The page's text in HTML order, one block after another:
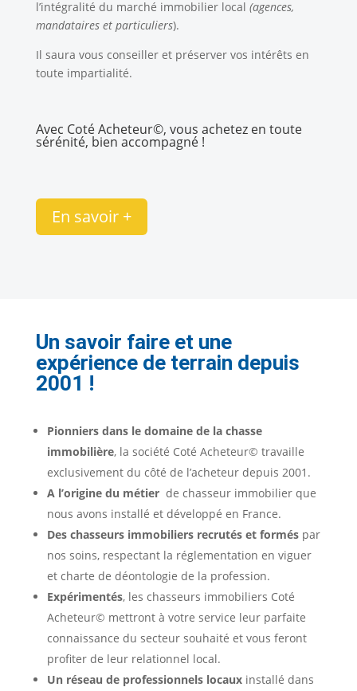
l’intégralité du marché immobilier local (agences,
mandataires et particuliers).
Il saura vous conseiller et préserver vos intérêts en
toute impartialité.
Avec Coté Acheteur©, vous achetez en toute
sérénité, bien accompagné !
En savoir +
Un savoir faire et une
expérience de terrain depuis
2001 !
Pionniers dans le domaine de la chasse
immobilière, la société Coté Acheteur© travaille
exclusivement du côté de l’acheteur depuis 2001.
A l’origine du métierde chasseur immobilier que
nous avons installé et développé en France.
Des chasseurs immobiliers recrutés et forméspar
nos soins, respectant la réglementation en viguer
et charte de déontologie de la profession.
Expérimentés, les chasseurs immobiliers Coté
Acheteur© mettront à votre service leur parfaite
connaissance du secteur souhaité et vous feront
profiter de leur relationnel local.
Un réseau de professionnels locaux installé dans